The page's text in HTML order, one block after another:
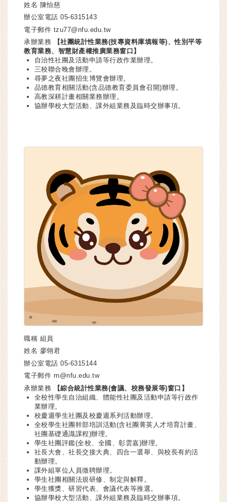
姓名 陳怡慈
辦公室電話 05-6315143
電子郵件 tzu77@nfu.edu.tw
承辦業務
【社團統計性業務(技專資料庫填報等)、性別平等
教育業務、智慧財產權推廣業務窗口】
自治性社團及活動申請等行政作業辦理。
三校聯合晚會辦理。
尋夢之夜社團招生博覽會辦理。
品德教育相關活動(含品德教育委員會召開)辦理。
高教深耕計畫相關業務辦理。
協辦學校大型活動、課外組業務及臨時交辦事項。
職稱 組員
姓名 廖翎君
辦公室電話 05-6315144
電子郵件 rn@nfu.edu.tw
承辦業務
【綜合統計性業務(會議、校務發展等)窗口】
全校性學生自治組織、體能性社團及活動申請等行政作
業辦理。
校慶週學生社團及校慶週系列活動辦理。
全校學生社團幹部培訓活動(含社團菁英人才培育計畫、
社團基礎通識課程)辦理。
學生社團評鑑(全校、全國、彰雲嘉)辦理。
社長大會、社長交接大典、四合一選舉、與校長有約活
動辦理。
課外組單位人員徵聘辦理。
學生社團相關法規研修、制定與解釋。
學生獲獎、研習代表、會議代表等推選。
協辦學校大型活動、課外組業務及臨時交辦事項。